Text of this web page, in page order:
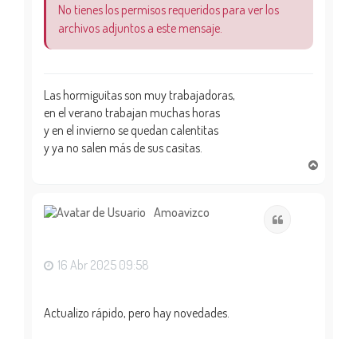
No tienes los permisos requeridos para ver los
archivos adjuntos a este mensaje.
Las hormiguitas son muy trabajadoras,
en el verano trabajan muchas horas
y en el invierno se quedan calentitas
y ya no salen más de sus casitas.
Amoavizco
16 Abr 2025 09:58
Actualizo rápido, pero hay novedades.